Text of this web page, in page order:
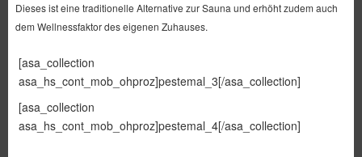
Dieses ist eine traditionelle Alternative zur Sauna und erhöht zudem auch
dem Wellnessfaktor des eigenen Zuhauses.
[asa_collection
asa_hs_cont_mob_ohproz]pestemal_3[/asa_collection]
[asa_collection
asa_hs_cont_mob_ohproz]pestemal_4[/asa_collection]